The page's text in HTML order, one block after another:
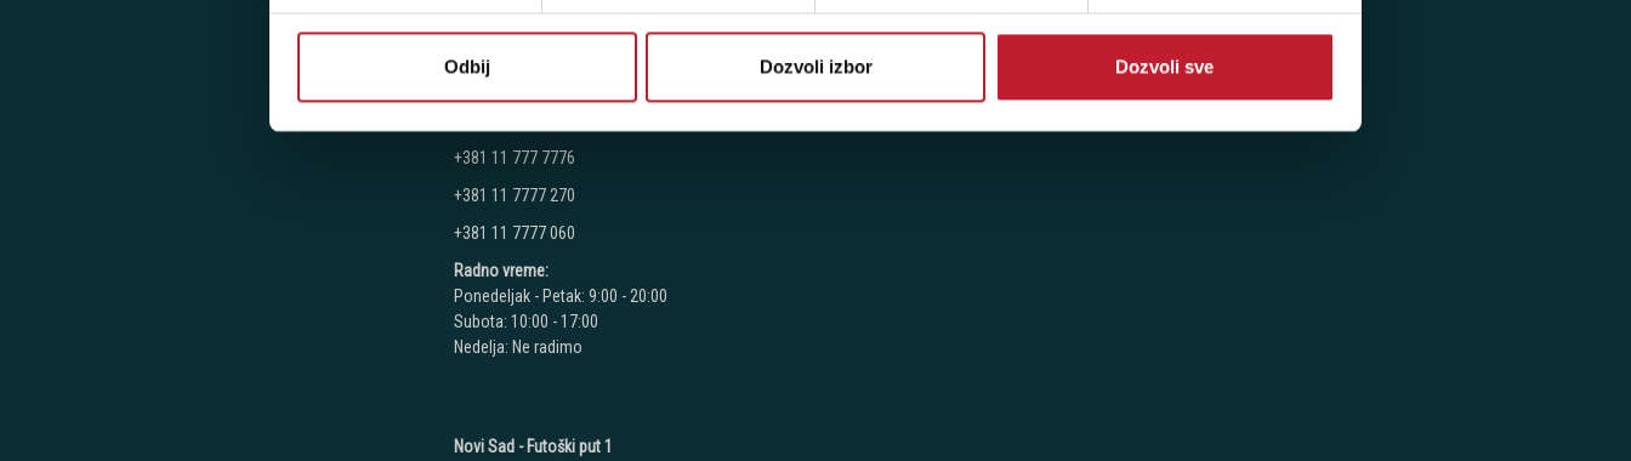
Odbij Dozvoli izbor Dozvoli sve
Novi Beograd - Milutina Milankovića 120D
+381 11 777 7776
+381 11 7777 270
+381 11 7777 060
Radno vreme:
Ponedeljak - Petak: 9:00 - 20:00
Subota: 10:00 - 17:00
Nedelja: Ne radimo
Novi Sad - Futoški put 1